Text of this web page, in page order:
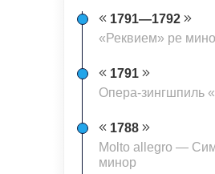
1791—1792
«Реквием» ре
1791
Опера-зингшпиль
1788
Molto allegro —
минор